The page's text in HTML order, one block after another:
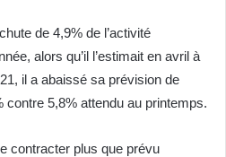
de 4,9% de l’activité
alors qu’il l’estimait en avril à
il a abaissé sa prévision de
5,8% attendu au printemps.
contracter plus que prévu